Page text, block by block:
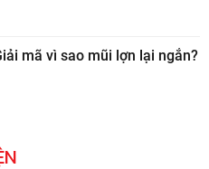
mã vì sao mũi lợn lại ngắn?